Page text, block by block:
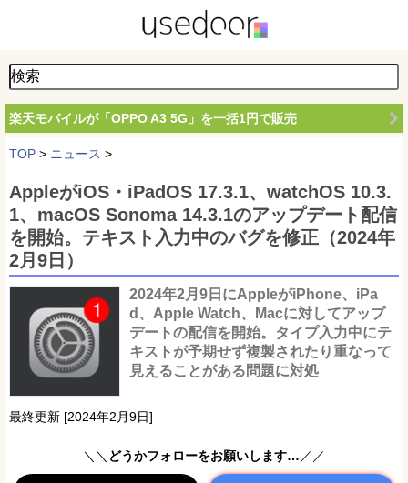
楽天モバイルが「OPPO A3 5G」を一括1円で販売
TOP > ニュース >
AppleがiOS・iPadOS 17.3.1、watchOS 10.3.
1、macOS Sonoma 14.3.1のアップデート配信
を開始。テキスト入力中のバグを修正（2024年
2月9日）
2024年2月9日にAppleがiPhone、iPa
d、Apple Watch、Macに対してアップ
デートの配信を開始。タイプ入力中にテ
キストが予期せず複製されたり重なって
見えることがある問題に対処
最終更新 [2024年2月9日]
＼＼ どうかフォローをお願いします… ／／